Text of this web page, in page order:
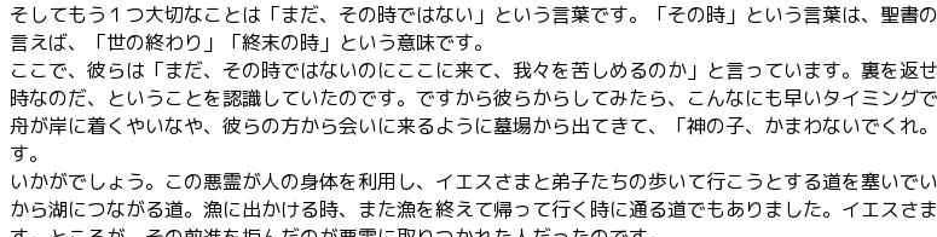
そしてもう１つ大切なことは「まだ、その時ではない」という言葉です。「その時」という言葉は、聖
言えば、「世の終わり」「終末の時」という意味です。
ここで、彼らは「まだ、その時ではないのにここに来て、我々を苦しめるのか」と言っています。裏を
時なのだ、ということを認識していたのです。ですから彼らからしてみたら、こんなにも早いタイミング
舟が岸に着くやいなや、彼らの方から会いに来るように墓場から出てきて、「神の子、かまわないでく
す。
いかがでしょう。この悪霊が人の身体を利用し、イエスさまと弟子たちの歩いて行こうとする道を塞い
から湖につながる道。漁に出かける時、また漁を終えて帰って行く時に通る道でもありました。イエス